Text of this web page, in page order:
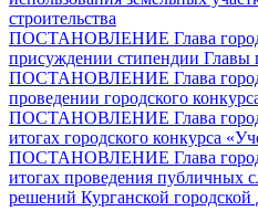
строительства
ПОСТАНОВЛЕНИЕ Глава
присуждении стипендии Главы
ПОСТАНОВЛЕНИЕ Глава
проведении городского
ПОСТАНОВЛЕНИЕ Глава
итогах городского конкурса
ПОСТАНОВЛЕНИЕ Глава
итогах проведения публичных
решений Курганской